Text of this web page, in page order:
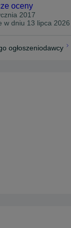
oceny
2017
w dniu 13 lipca 2026
ogłoszeniodawcy